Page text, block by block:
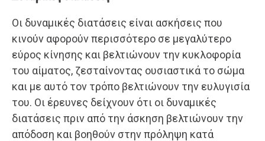
Οι δυναμικές διατάσεις είναι ασκήσεις που
κινούν αφορούν περισσότερο σε μεγαλύτερο
εύρος κίνησης και βελτιώνουν την κυκλοφορία
του αίματος, ζεσταίνοντας ουσιαστικά το σώμα
και με αυτό τον τρόπο βελτιώνουν την ευλυγισία
του. Οι έρευνες δείχνουν ότι οι δυναμικές
διατάσεις πριν από την άσκηση βελτιώνουν την
απόδοση και βοηθούν στην πρόληψη κατά